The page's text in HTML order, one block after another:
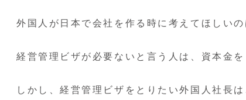
外国人が日本で会社を作る時に考えてほしい
経営管理ビザが必要ないと言う人は、資本金
しかし、経営管理ビザをとりたい外国人社長